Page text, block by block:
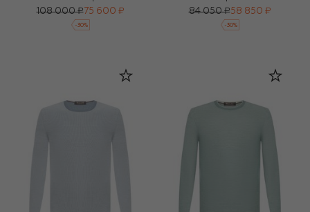
108 000 ₽75 600 ₽
-30%
84 050 ₽58 850 ₽
-30%